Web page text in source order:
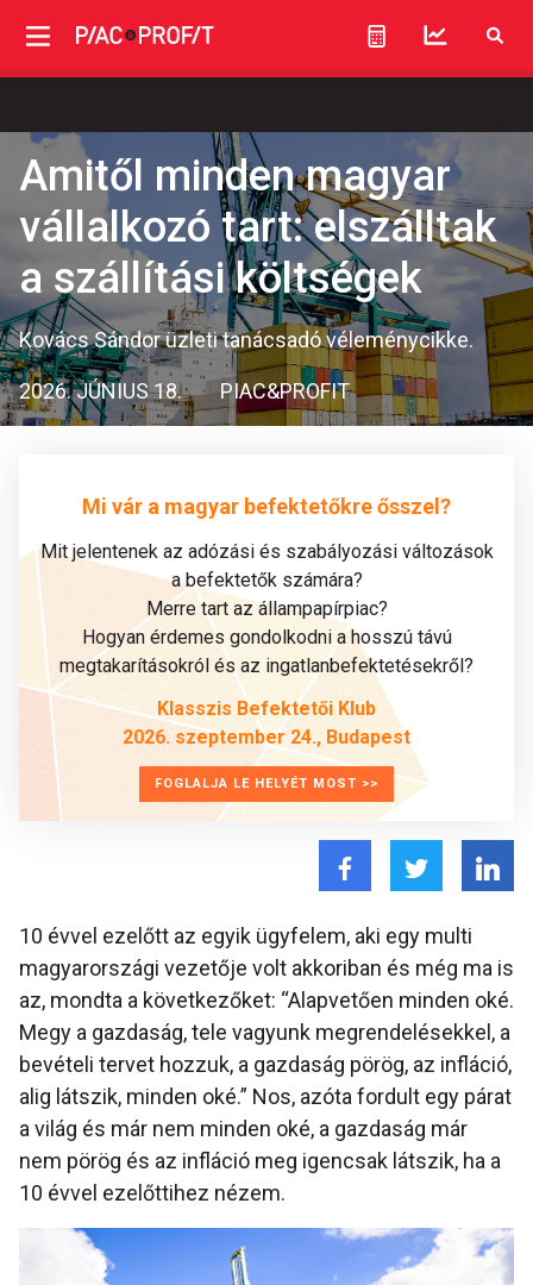
Amitől minden magyar
vállalkozó tart: elszálltak
a szállítási költségek
Kovács Sándor üzleti tanácsadó véleménycikke.
2026. JÚNIUS 18. PIAC&PROFIT
Mi vár a magyar befektetőkre ősszel?
Mit jelentenek az adózási és szabályozási változások
a befektetők számára?
Merre tart az állampapírpiac?
Hogyan érdemes gondolkodni a hosszú távú
megtakarításokról és az ingatlanbefektetésekről?
Klasszis Befektetői Klub
2026. szeptember 24., Budapest
FOGLALJA LE HELYÉT MOST >>
10 évvel ezelőtt az egyik ügyfelem, aki egy multi
magyarországi vezetője volt akkoriban és még ma is
az, mondta a következőket: “Alapvetően minden oké.
Megy a gazdaság, tele vagyunk megrendelésekkel, a
bevételi tervet hozzuk, a gazdaság pörög, az infláció,
alig látszik, minden oké.” Nos, azóta fordult egy párat
a világ és már nem minden oké, a gazdaság már
nem pörög és az infláció meg igencsak látszik, ha a
10 évvel ezelőttihez nézem.